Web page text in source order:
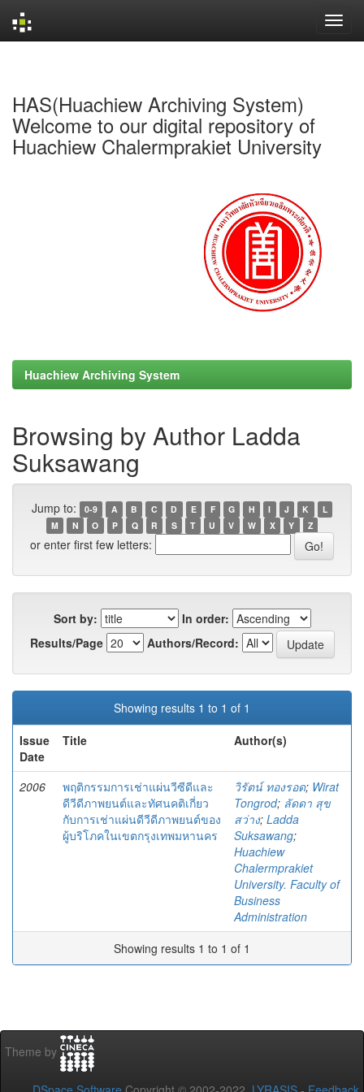
HAS(Huachiew Archiving System)
Welcome to our digital repository of
Huachiew Chalermprakiet University
Huachiew Archiving System
Browsing by Author Ladda
Suksawang
Jump to: 0-9 A B C D E F G H I J K
L
M
N O P Q R S T U V W X Y Z
or enter first few letters:
Sort by:
In order:
Results/Page
Authors/Record:
Showing results 1 to 1 of 1
Issue
Date
Title Author(s)
2006
พฤติกรรมการเช่าแผ่นวีซีดีและ
ดีวีดีภาพยนต์และทัศนคติเกี่ยว
กับการเช่าแผ่นดีวีดีภาพยนต์ของ
ผู้บริโภคในเขตกรุงเทพมหานคร
วิรัตน์ ทองรอด; Wirat
Tongrod; ลัดดา สุข
สว่าง; Ladda
Suksawang;
Huachiew
Chalermprakiet
University. Faculty of
Business
Administration
Showing results 1 to 1 of 1
Theme by